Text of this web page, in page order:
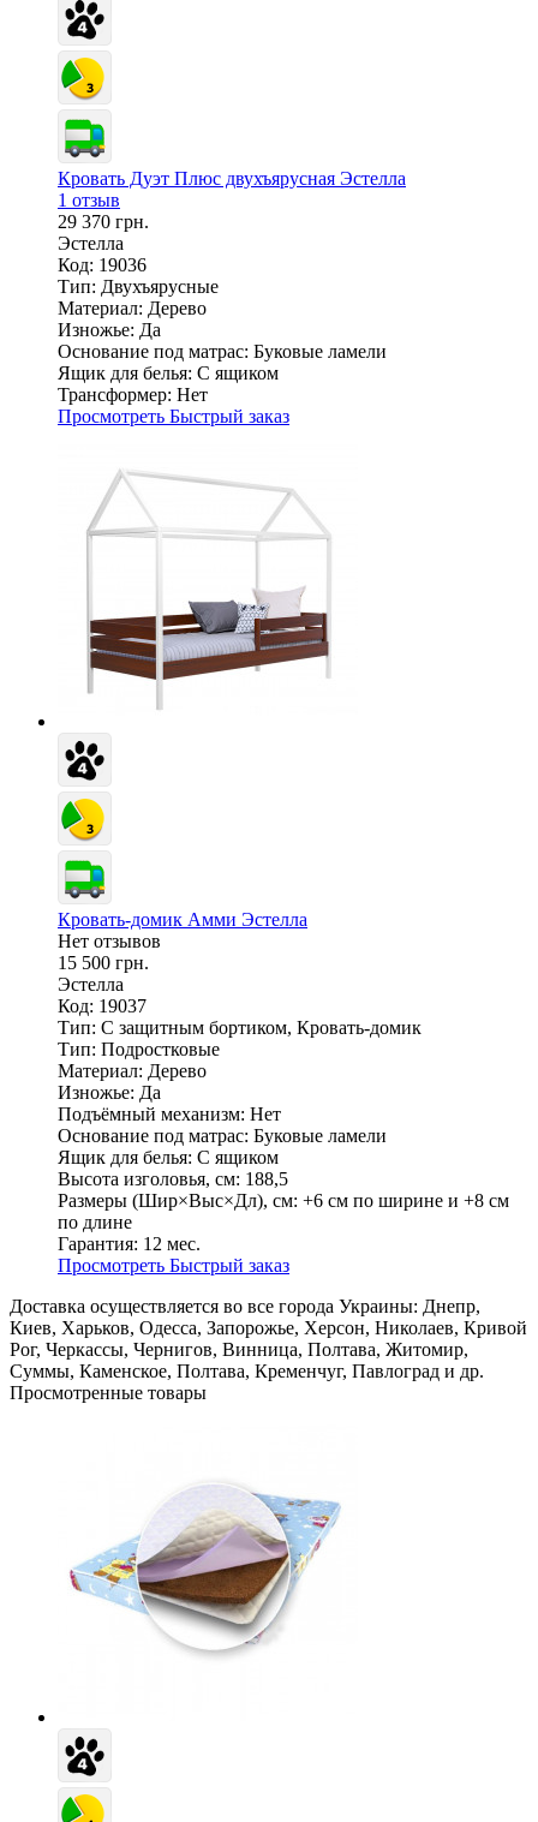
Кровать Дуэт Плюс двухъярусная Эстелла
1 отзыв
29 370 грн.
Эстелла
Код: 19036
Тип: Двухъярусные
Материал: Дерево
Изножье: Да
Основание под матрас: Буковые ламели
Ящик для белья: С ящиком
Трансформер: Нет
Просмотреть Быстрый заказ
Кровать-домик Амми Эстелла
Нет отзывов
15 500 грн.
Эстелла
Код: 19037
Тип: С защитным бортиком, Кровать-домик
Тип: Подростковые
Материал: Дерево
Изножье: Да
Подъёмный механизм: Нет
Основание под матрас: Буковые ламели
Ящик для белья: С ящиком
Высота изголовья, см: 188,5
Размеры (Шир×Выс×Дл), см: +6 см по ширине и +8 см
по длине
Гарантия: 12 мес.
Просмотреть Быстрый заказ
Доставка осуществляется во все города Украины: Днепр,
Киев, Харьков, Одесса, Запорожье, Херсон, Николаев, Кривой
Рог, Черкассы, Чернигов, Винница, Полтава, Житомир,
Суммы, Каменское, Полтава, Кременчуг, Павлоград и др.
Просмотренные товары